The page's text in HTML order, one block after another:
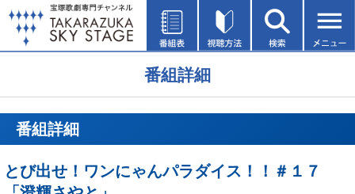
番組詳細
番組詳細
とび出せ！ワンにゃんパラダイス！！＃１７